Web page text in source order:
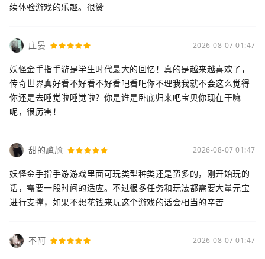
续体验游戏的乐趣。很赞
庄晏 2026-08-07 01:47
妖怪金手指手游是学生时代最大的回忆！真的是越来越喜欢了，
传奇世界真好看不好看不好看吧看吧你不理我我就不会这么觉得
你还是去睡觉啦睡觉啦？你是谁是卧底归来吧宝贝你现在干嘛
呢，很厉害！
甜的尴尬 2026-08-07 01:47
妖怪金手指手游游戏里面可玩类型种类还是蛮多的，刚开始玩的
话，需要一段时间的适应。不过很多任务和玩法都需要大量元宝
进行支撑，如果不想花钱来玩这个游戏的话会相当的辛苦
不阿 2026-08-07 01:47